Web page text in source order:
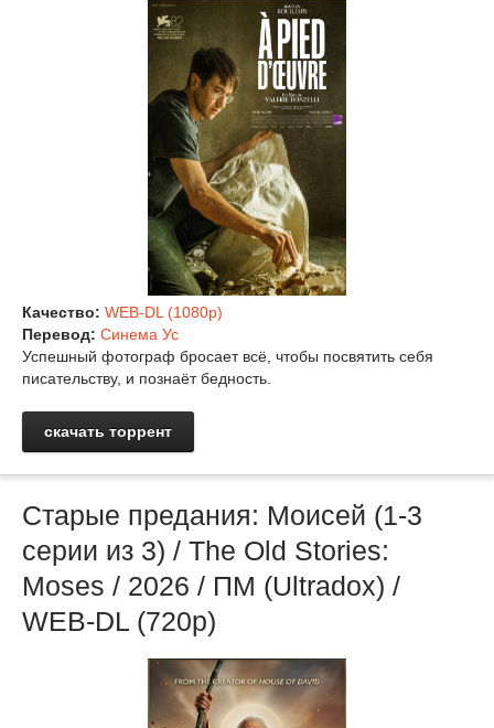
Качество: WEB-DL (1080p)
Перевод: Синема Ус
Успешный фотограф бросает всё, чтобы посвятить себя
писательству, и познаёт бедность.
скачать торрент
Старые предания: Моисей (1-3
серии из 3) / The Old Stories:
Moses / 2026 / ПМ (Ultradox) /
WEB-DL (720p)